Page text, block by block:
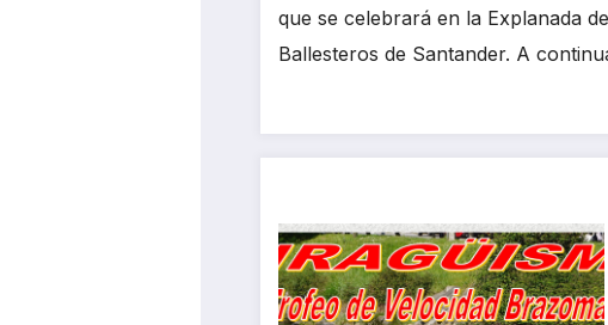
que se celebrará en la Explanada
Ballesteros de Santander. A